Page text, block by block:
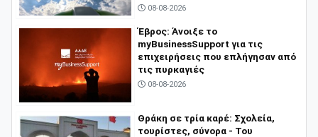
08-08-2026
Έβρος: Άνοιξε το
myBusinessSupport για τις
επιχειρήσεις που επλήγησαν από
τις πυρκαγιές
08-08-2026
Θράκη σε τρία καρέ: Σχολεία,
τουρίστες, σύνορα - Του